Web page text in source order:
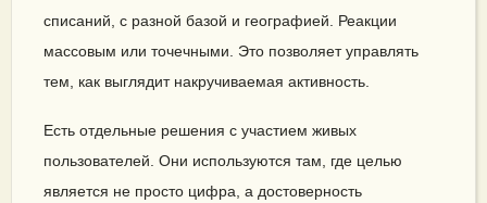
списаний, с разной базой и географией. Реакции
массовым или точечными. Это позволяет управлять
тем, как выглядит накручиваемая активность.
Есть отдельные решения с участием живых
пользователей. Они используются там, где целью
является не просто цифра, а достоверность